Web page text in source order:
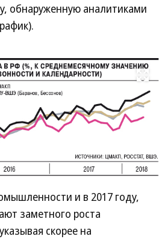
обнаруженную аналитиками
Развернуть
и в 2017 году,
заметного роста
скорее на